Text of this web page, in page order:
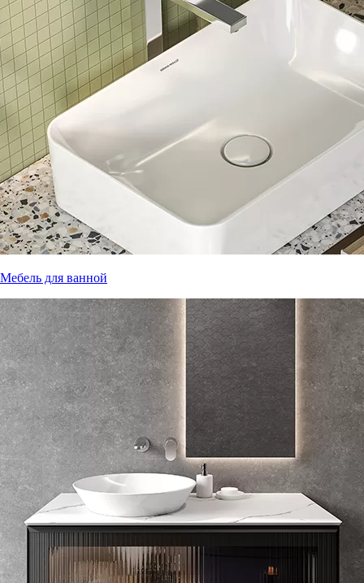
Мебель для ванной